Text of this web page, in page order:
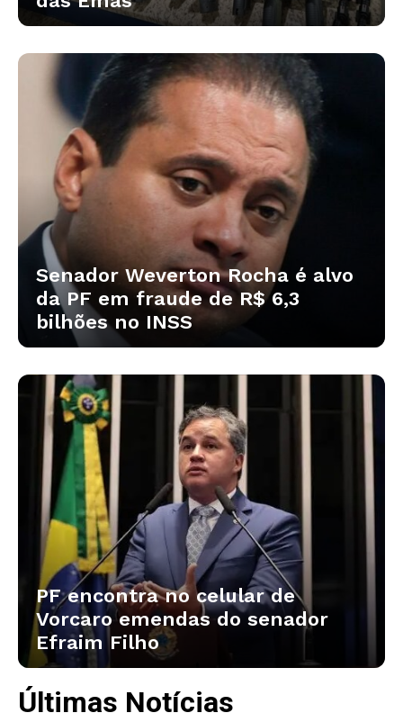
Senador Weverton Rocha é alvo
da PF em fraude de R$ 6,3
bilhões no INSS
PF encontra no celular de
Vorcaro emendas do senador
Efraim Filho
Últimas Notícias